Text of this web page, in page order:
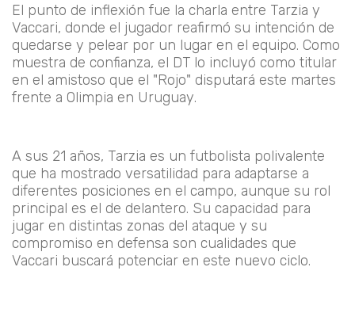
El punto de inflexión fue la charla entre Tarzia y
Vaccari, donde el jugador reafirmó su intención de
quedarse y pelear por un lugar en el equipo. Como
muestra de confianza, el DT lo incluyó como titular
en el amistoso que el "Rojo" disputará este martes
frente a Olimpia en Uruguay.
A sus 21 años, Tarzia es un futbolista polivalente
que ha mostrado versatilidad para adaptarse a
diferentes posiciones en el campo, aunque su rol
principal es el de delantero. Su capacidad para
jugar en distintas zonas del ataque y su
compromiso en defensa son cualidades que
Vaccari buscará potenciar en este nuevo ciclo.